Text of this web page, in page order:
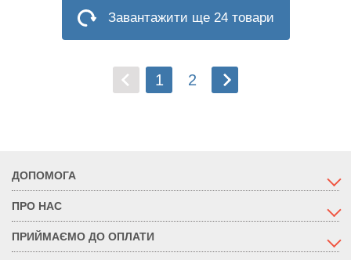
Завантажити ще 24 товари
1 2
ДОПОМОГА
ПРО НАС
ПРИЙМАЄМО ДО ОПЛАТИ